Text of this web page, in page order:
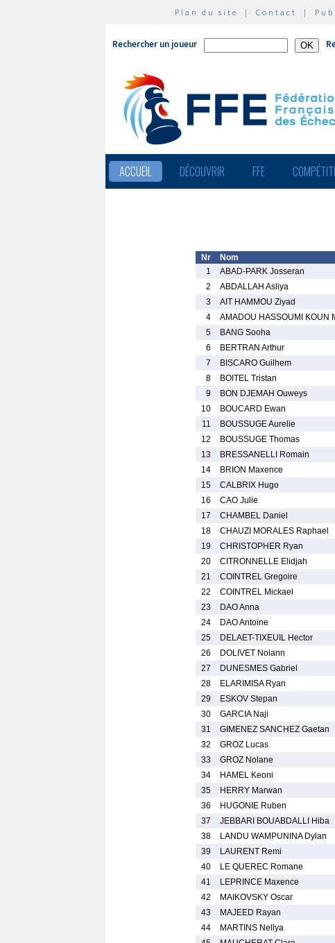
Plan du site | Contact |
Rechercher un joueur
ACCUEIL DÉCOUVRIR FFE
Nr Nom
1
ABAD-PARK Josseran
2
ABDALLAH Asliya
3
AIT HAMMOU Ziyad
4
AMADOU HASSOUMI KOUN
5
BANG Sooha
6
BERTRAN Arthur
7
BISCARO Guilhem
8
BOITEL Tristan
9
BON DJEMAH Ouweys
10
BOUCARD Ewan
11
BOUSSUGE Aurelie
12
BOUSSUGE Thomas
13
BRESSANELLI Romain
14
BRION Maxence
15
CALBRIX Hugo
16
CAO Julie
17
CHAMBEL Daniel
18
CHAUZI MORALES Raphael
19
CHRISTOPHER Ryan
20
CITRONNELLE Elidjah
21
COINTREL Gregoire
22
COINTREL Mickael
23
DAO Anna
24
DAO Antoine
25
DELAET-TIXEUIL Hector
26
DOLIVET Nolann
27
DUNESMES Gabriel
28
ELARIMISA Ryan
29
ESKOV Stepan
30
GARCIA Naji
31
GIMENEZ SANCHEZ Gaetan
32
GROZ Lucas
33
GROZ Nolane
34
HAMEL Keoni
35
HERRY Marwan
36
HUGONIE Ruben
37
JEBBARI BOUABDALLI Hiba
38
LANDU WAMPUNINA Dylan
39
LAURENT Remi
40
LE QUEREC Romane
41
LEPRINCE Maxence
42
MAIKOVSKY Oscar
43
MAJEED Rayan
44
MARTINS Nellya